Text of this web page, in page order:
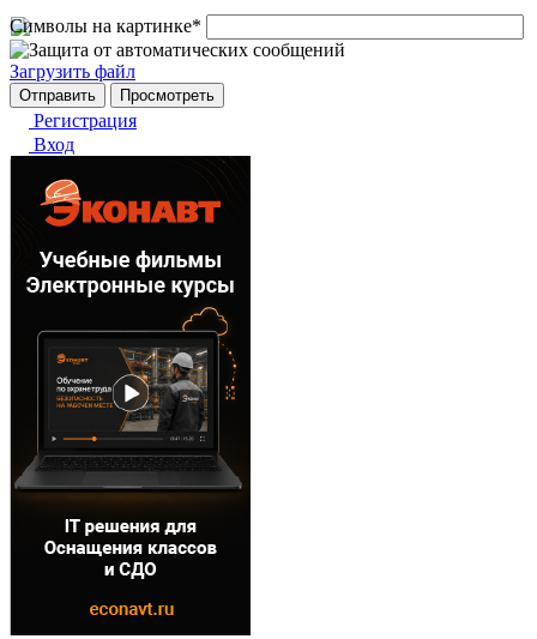
Символы на картинке*
Загрузить файл
Регистрация
Вход